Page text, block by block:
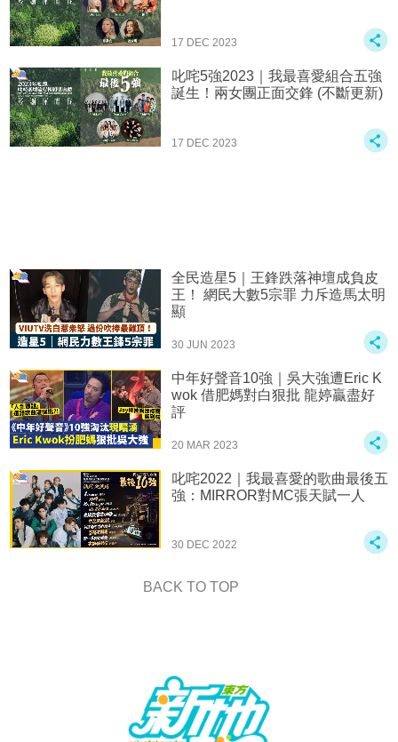
17 DEC 2023
叱咤5強2023｜我最喜愛組合五強
誕生！兩女團正面交鋒 (不斷更新)
17 DEC 2023
全民造星5｜王鋒跌落神壇成負皮
王！ 網民大數5宗罪 力斥造馬太明
顯
30 JUN 2023
中年好聲音10強｜吳大強遭Eric K
wok 借肥媽對白狠批 龍婷贏盡好
評
20 MAR 2023
叱咤2022｜我最喜愛的歌曲最後五
強：MIRROR對MC張天賦一人
30 DEC 2022
BACK TO TOP